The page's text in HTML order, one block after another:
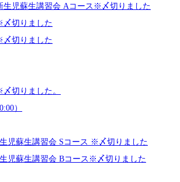
生児蘇生講習会 Aコース※〆切りました
切りました
切りました
切りました。
）
児蘇生講習会 Sコース ※〆切りました
児蘇生講習会 Bコース※〆切りました